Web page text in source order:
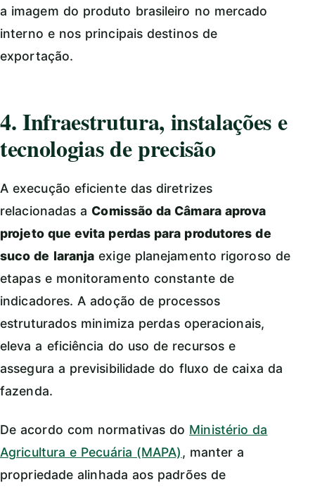
a imagem do produto brasileiro no mercado
interno e nos principais destinos de
exportação.
4. Infraestrutura, instalações e
tecnologias de precisão
A execução eficiente das diretrizes
relacionadas aComissão da Câmara aprova
projeto que evita perdas para produtores de
suco de laranja exige planejamento rigoroso de
etapas e monitoramento constante de
indicadores. A adoção de processos
estruturados minimiza perdas operacionais,
eleva a eficiência do uso de recursos e
assegura a previsibilidade do fluxo de caixa da
fazenda.
De acordo com normativas do Ministério da
Agricultura e Pecuária (MAPA), manter a
propriedade alinhada aos padrões de